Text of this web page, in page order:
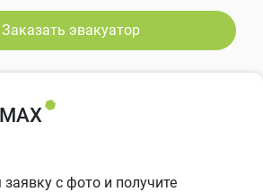
Заказать эвакуатор
с фото и получите